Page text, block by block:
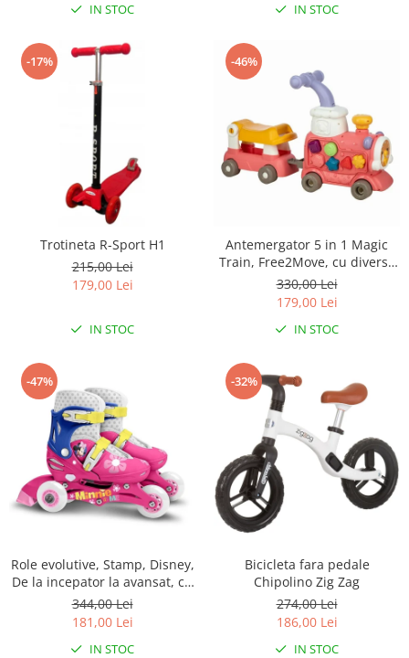
IN STOC IN STOC
-17%
Trotineta R-Sport H1
215,00 Lei
179,00 Lei
IN STOC
-46%
Antemergator 5 in 1 Magic
Train, Free2Move, cu diverse
activitati de joaca, Panou
Educational, Efecte sonore si
luminoase, Pink
330,00 Lei
179,00 Lei
IN STOC
-47%
Role evolutive, Stamp, Disney,
De la incepator la avansat, cu
3 roti, Ajustabile, Inchidere
prin velcro, cu frana, Marime
27-30, Minnie Mouse
344,00 Lei
181,00 Lei
IN STOC
-32%
Bicicleta fara pedale
Chipolino Zig Zag
274,00 Lei
186,00 Lei
IN STOC